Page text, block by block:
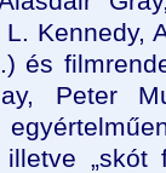
Kennedy,
és
Peter
„skót